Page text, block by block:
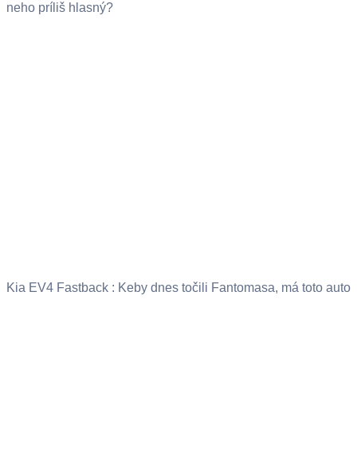
neho príliš hlasný?
Kia EV4 Fastback : Keby dnes točili Fantomasa, má toto auto